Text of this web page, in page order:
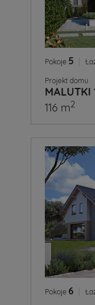
Pokoje 5
Projekt domu
MALUTKI
116 m2
Pokoje 6